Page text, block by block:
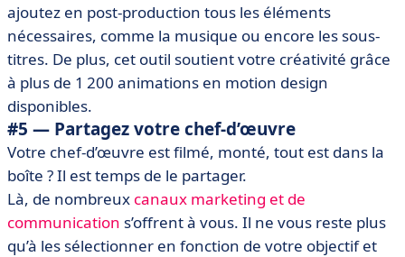
ajoutez en post-production tous les éléments
nécessaires, comme la musique ou encore les sous-
titres. De plus, cet outil soutient votre créativité grâce
à plus de 1 200 animations en motion design
disponibles.
#5 — Partagez votre chef-d’œuvre
Votre chef-d’œuvre est filmé, monté, tout est dans la
boîte ? Il est temps de le partager.
Là, de nombreux canaux marketing et de
communication s’offrent à vous. Il ne vous reste plus
qu’à les sélectionner en fonction de votre objectif et